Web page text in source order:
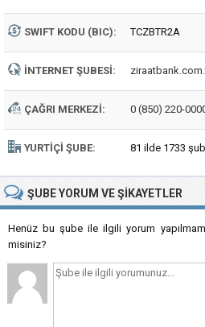
SWIFT KODU (BIC): TCZBTR2A
İNTERNET ŞUBESI:
ÇAĞRI MERKEZI: 0 (850) 220-
YURTIÇI ŞUBE: 81 ilde 1733
ŞUBEYORUM VE ŞIKAYETLER
Henüz bu şube ile ilgili yorum
misiniz?